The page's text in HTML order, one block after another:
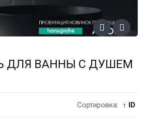
ДЛЯ ВАННЫ С ДУШЕМ
Сортировка: ↑ ID